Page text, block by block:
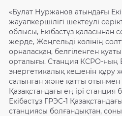
«Булат Нуржанов атындағы
жауапкершілігі шектеулі
облысы, Екібастұз қаласынан
жерде, Жеңгельді көлінің
орналасқан, белгіленген
орталығы. Станция КСРО-ның
энергетикалық кешенін құру
салынған және қатты отынмен
Қазақстандағы ең ірі станция
Екібастұз ГРЭС-1
станциясы болғандықтан,